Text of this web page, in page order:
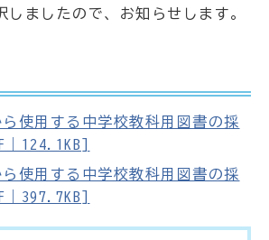
しましたので、お知らせします。
使用する中学校教科用図書の採
124.1KB]
使用する中学校教科用図書の採
397.7KB]